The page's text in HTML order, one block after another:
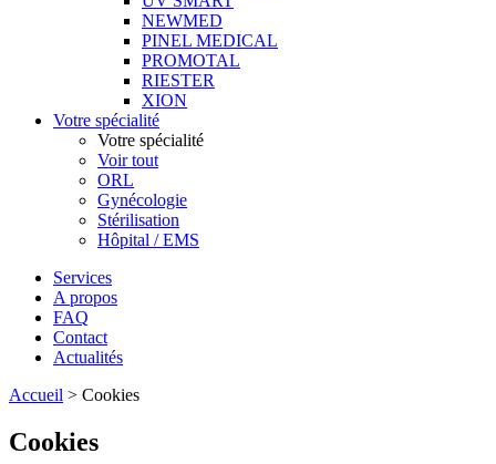
NEWMED
PINEL MEDICAL
PROMOTAL
RIESTER
XION
Votre spécialité
Votre spécialité
Voir tout
ORL
Gynécologie
Stérilisation
Hôpital / EMS
Services
A propos
FAQ
Contact
Actualités
Accueil > Cookies
Cookies